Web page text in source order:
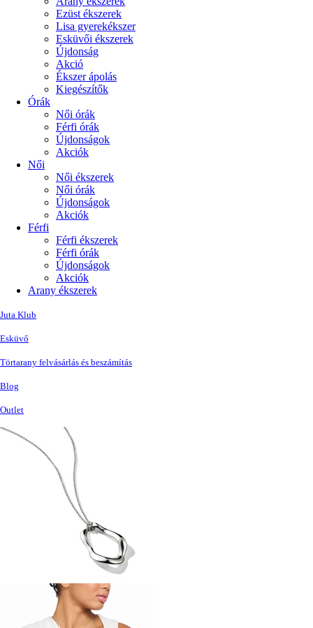
Ezüst ékszerek
Lisa gyerekékszer
Esküvői ékszerek
Újdonság
Akció
Ékszer ápolás
Kiegészítők
Órák
Női órák
Férfi órák
Újdonságok
Akciók
Női
Női ékszerek
Női órák
Újdonságok
Akciók
Férfi
Férfi ékszerek
Férfi órák
Újdonságok
Akciók
Arany ékszerek
Juta Klub
Esküvő
Törtarany felvásárlás és beszámítás
Blog
Outlet